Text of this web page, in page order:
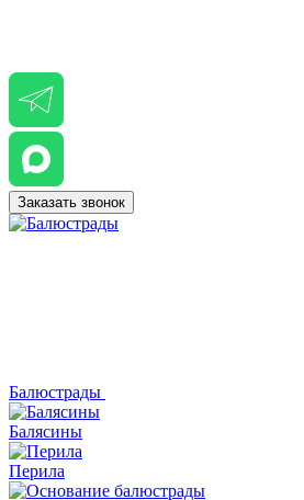
Заказать звонок
Балюстрады
Балясины
Перила